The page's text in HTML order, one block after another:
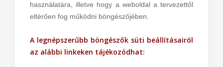
használatára, illetve hogy a weboldal a tervezettől
eltérően fog működni böngészőjében.
A legnépszerűbb böngészők süti beállításairól
az alábbi linkeken tájékozódhat: